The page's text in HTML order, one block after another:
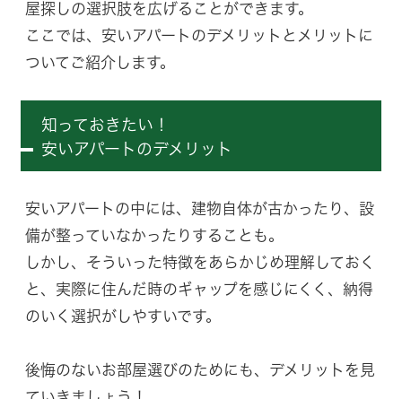
屋探しの選択肢を広げることができます。
ここでは、安いアパートのデメリットとメリットに
ついてご紹介します。
知っておきたい！
安いアパートのデメリット
安いアパートの中には、建物自体が古かったり、設
備が整っていなかったりすることも。
しかし、そういった特徴をあらかじめ理解しておく
と、実際に住んだ時のギャップを感じにくく、納得
のいく選択がしやすいです。
後悔のないお部屋選びのためにも、デメリットを見